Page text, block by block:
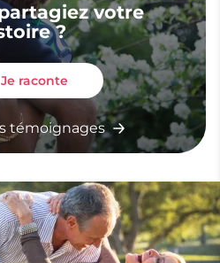
votre
?
Je raconte
témoignages